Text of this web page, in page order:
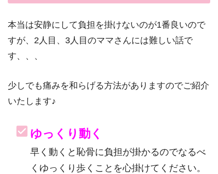
本当は安静にして負担を掛けないのが1番良いので
すが、2人目、3人目のママさんには難しい話で
す、、、
少しでも痛みを和らげる方法がありますのでご紹介
いたします♪
ゆっくり動く
早く動くと恥骨に負担が掛かるのでなるべ
くゆっくり歩くことを心掛けてください。